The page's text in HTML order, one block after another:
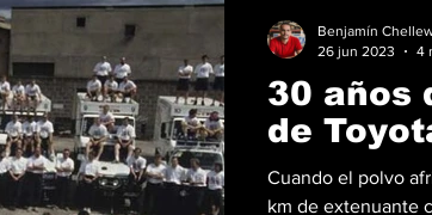
30 años
de
Cuando el polvo
km de extenuante
Benjamín
26 jun 2023
4